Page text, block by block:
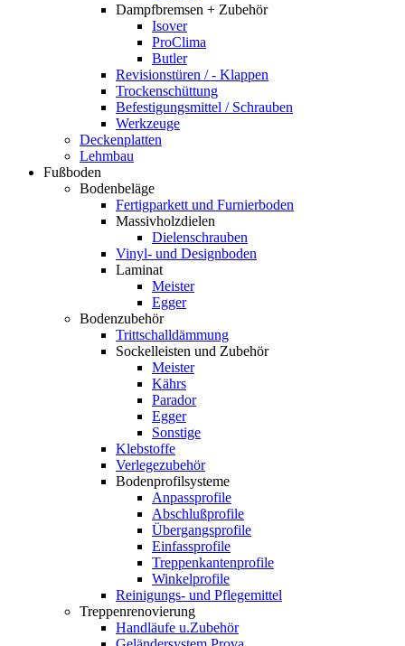
Dampfbremsen + Zubehör
Isover
ProClima
Butler
Revisionstüren / - Klappen
Trockenschüttung
Befestigungsmittel / Schrauben
Werkzeuge
Deckenplatten
Lehmbau
Fußboden
Bodenbeläge
Fertigparkett und Furnierboden
Massivholzdielen
Dielenschrauben
Vinyl- und Designboden
Laminat
Meister
Egger
Bodenzubehör
Trittschalldämmung
Sockelleisten und Zubehör
Meister
Kährs
Parador
Egger
Sonstige
Klebstoffe
Verlegezubehör
Bodenprofilsysteme
Anpassprofile
Abschlußprofile
Übergangsprofile
Einfassprofile
Treppenkantenprofile
Winkelprofile
Reinigungs- und Pflegemittel
Treppenrenovierung
Handläufe u.Zubehör